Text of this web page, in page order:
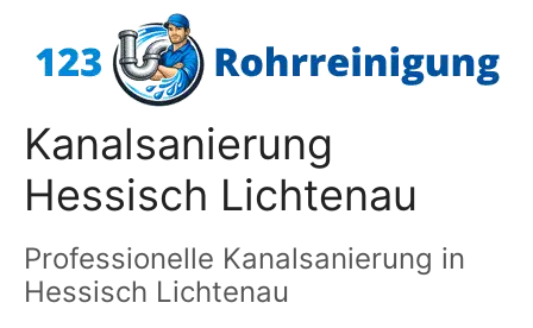
Inhalt
Kanalsanierung
Hessisch Lichtenau
Professionelle Kanalsanierung in
Hessisch Lichtenau